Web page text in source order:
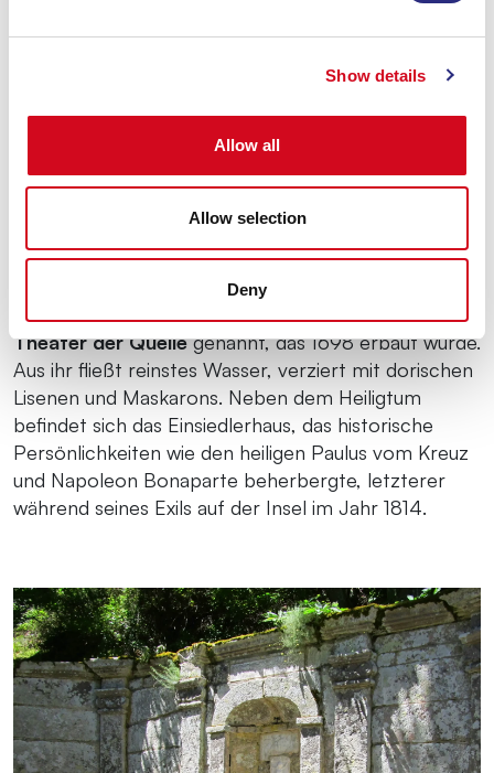
Show details
Allow all
Allow selection
Deny
Im Inneren ist das Heiligtum schlicht gehalten, mit
Ausnahme desFreskos der Himmelfahrt der
, das direkt auf einen Granitblock gemalt
gewidmet und zeigen künstlerische Details wie
Fresken aus dem 19. Jahrhundert an den Gewölben.
Vor dem Heiligtum befindet sich das Exedra, auch
Theater der Quellegenannt, das 1698 erbaut wurde.
Aus ihr fließt reinstes Wasser, verziert mit dorischen
Lisenen und Maskarons. Neben dem Heiligtum
befindet sich das Einsiedlerhaus, das historische
Persönlichkeiten wie den heiligen Paulus vom Kreuz
und Napoleon Bonaparte beherbergte, letzterer
während seines Exils auf der Insel im Jahr 1814.